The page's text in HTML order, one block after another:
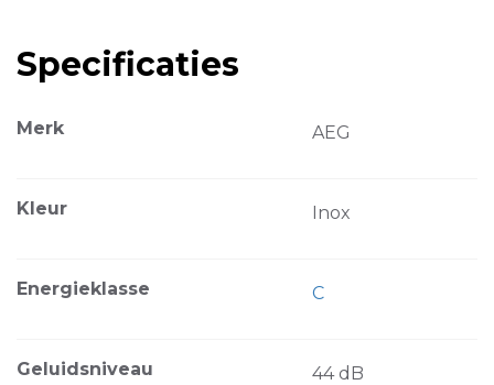
Specificaties
Merk AEG
Kleur Inox
Energieklasse C
Geluidsniveau 44 dB